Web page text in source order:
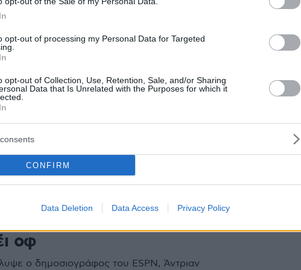
opt-out of processing my Personal Data for Targeted
opt-out of Collection, Use, Retention, Sale, and/or Sharing
Data that Is Unrelated with the Purposes for which it
CONFIRM
Data Deletion Data Access Privacy Policy
εκτός έδρας με την Άρσεναλ για τη ρεβάνς του
1: Με play offs και play
τη νέα χρονιά
αποφάσισε να μην αλλάξει τη δομή του
και play out για τις θέσεις 7-14
στο «μποϊκοτάζ» - Οι
αποφάσισαν την επανέναρξη
οφ
ο δημοσιογράφος του ESPN, Άντριαν